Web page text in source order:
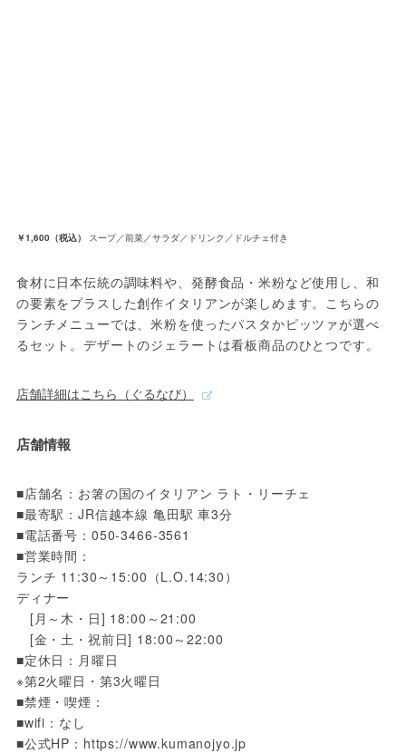
￥1,600（税込） スープ／前菜／サラダ／ドリンク／ドルチェ付き
食材に日本伝統の調味料や、発酵食品・米粉など使用し、和
の要素をプラスした創作イタリアンが楽しめます。こちらの
ランチメニューでは、米粉を使ったパスタかピッツァが選べ
るセット。デザートのジェラートは看板商品のひとつです。
店舗詳細はこちら（ぐるなび）
店舗情報
■店舗名：お箸の国のイタリアン ラト・リーチェ
■最寄駅：JR信越本線 亀田駅 車3分
■電話番号：050-3466-3561
■営業時間：
ランチ 11:30～15:00（L.O.14:30）
ディナー
[月～木・日] 18:00～21:00
[金・土・祝前日] 18:00～22:00
■定休日：月曜日
※第2火曜日・第3火曜日
■禁煙・喫煙：
■wifi：なし
■公式HP：https://www.kumanojyo.jp